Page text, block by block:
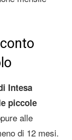
Intesa
piccole
alle
di 12 mesi.